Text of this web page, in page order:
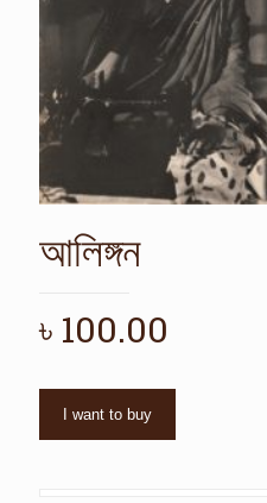
আলিঙ্গন
৳ 100.00
I want to buy